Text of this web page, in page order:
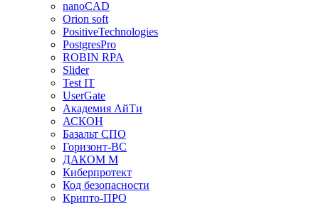
nanoCAD
Orion soft
PositiveTechnologies
PostgresPro
ROBIN RPA
Slider
Test IT
UserGate
Академия АйТи
АСКОН
Базальт СПО
Горизонт-ВС
ДАКОМ М
Киберпротект
Код безопасности
Крипто-ПРО